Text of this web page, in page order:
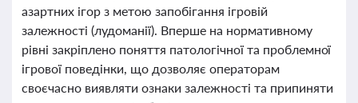
азартних ігор з метою запобігання ігровій
залежності (лудоманії). Вперше на нормативному
рівні закріплено поняття патологічної та проблемної
ігрової поведінки, що дозволяє операторам
своєчасно виявляти ознаки залежності та припиняти